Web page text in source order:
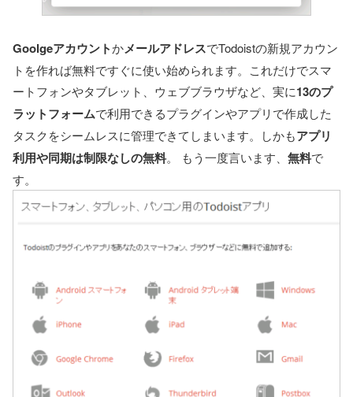
GoolgeアカウントかメールアドレスでTodoistの新規アカウン
トを作れば無料ですぐに使い始められます。これだけでスマ
ートフォンやタブレット、ウェブブラウザなど、実に13のプ
ラットフォームで利用できるプラグインやアプリで作成した
タスクをシームレスに管理できてしまいます。しかもアプリ
利用や同期は制限なしの無料。 もう一度言います、 無料で
す。